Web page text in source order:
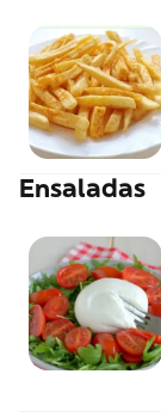
Ensaladas